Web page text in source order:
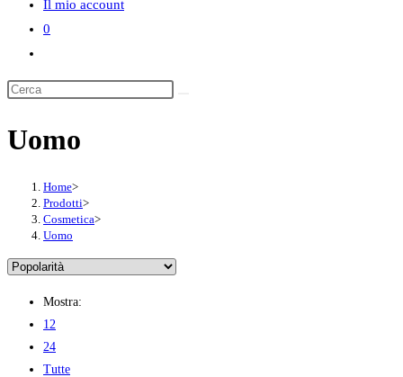
Il mio account
0
ricerca
sito
Uomo
Home>
Prodotti>
Cosmetica>
Uomo
Mostra:
12
24
Tutte